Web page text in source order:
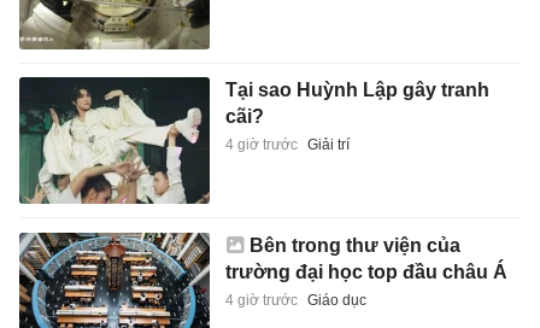
Tại sao Huỳnh Lập gây tranh
cãi?
4 giờ trước Giải trí
Bên trong thư viện của
trường đại học top đầu châu Á
4 giờ trước Giáo dục